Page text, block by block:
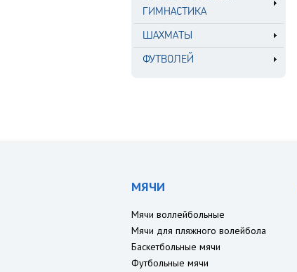
ГИМНАСТИКА
ШАХМАТЫ
ФУТВОЛЕЙ
МЯЧИ
Мячи воллейбольные
Мячи для пляжного волейбола
Баскетбольные мячи
Футбольные мячи